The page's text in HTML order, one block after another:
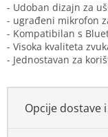
- Udoban dizajn za
- ugrađeni mikrofon
- Kompatibilan s
- Visoka kvaliteta
- Jednostavan za
Opcije dostave